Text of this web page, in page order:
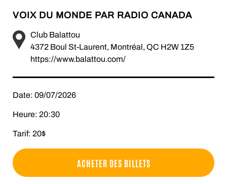
VOIX DU MONDE PAR RADIO CANADA
Club Balattou
4372 Boul St-Laurent, Montréal, QC H2W 1Z5
https://www.balattou.com/
Date: 09/07/2026
Heure: 20:30
Tarif: 20$
ACHETER DES BILLETS